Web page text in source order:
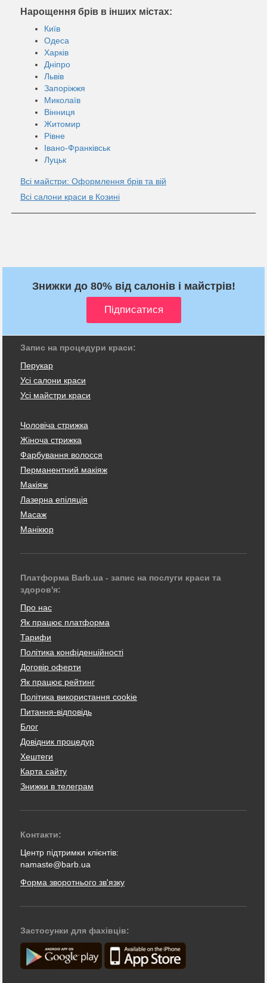
Нарощення брів в інших містах:
Київ
Одеса
Харків
Дніпро
Львів
Запоріжжя
Миколаїв
Вінниця
Житомир
Рівне
Івано-Франківськ
Луцьк
Всі майстри: Оформлення брів та вій
Всі салони краси в Козині
Знижки до 80% від салонів і майстрів!
Запис на процедури краси:
Перукар
Усі салони краси
Усі майстри краси
Чоловіча стрижка
Жіноча стрижка
Фарбування волосся
Перманентний макіяж
Макіяж
Лазерна епіляція
Масаж
Манікюр
Платформа Barb.ua - запис на послуги краси та
здоров'я:
Про нас
Як працює платформа
Тарифи
Політика конфіденційності
Договір оферти
Як працює рейтинг
Політика використання cookie
Питання-відповідь
Блог
Довідник процедур
Хештеги
Карта сайту
Знижки в телеграм
Контакти:
Центр підтримки клієнтів:
namaste@barb.ua
Форма зворотнього зв'язку
Застосунки для фахівців: